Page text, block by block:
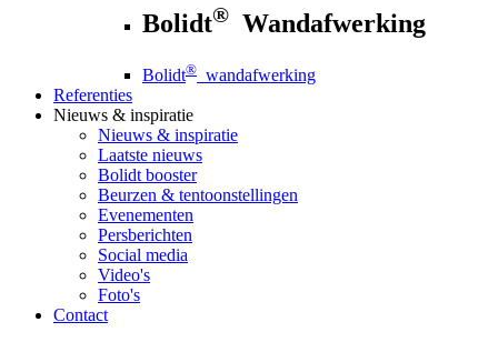
Bolidt® Wandafwerking
Bolidt® wandafwerking
Referenties
Nieuws & inspiratie
Nieuws & inspiratie
Laatste nieuws
Bolidt booster
Beurzen & tentoonstellingen
Evenementen
Persberichten
Social media
Video's
Foto's
Contact